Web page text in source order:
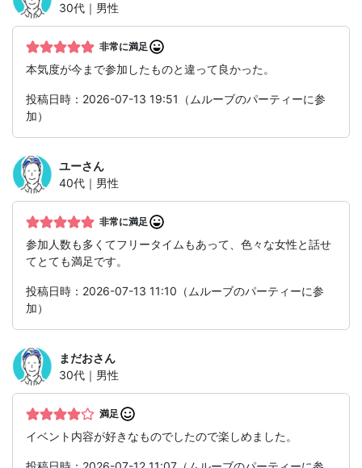
30代｜男性
非常に満足
本気度が今まで参加したものと違って良かった。
投稿日時：2026-07-13 19:51（ムルーブのパーティーに参
加）
ユーさん
40代｜男性
非常に満足
参加人数も多くてフリータイムもあって、色々な女性と話せ
てとても満足です。
投稿日時：2026-07-13 11:10（ムルーブのパーティーに参
加）
まだおさん
30代｜男性
満足
イベント内容が好きなものでしたので楽しめました。